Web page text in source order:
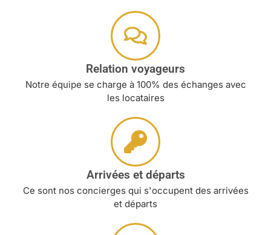
Relation voyageurs
Notre équipe se charge à 100% des échanges avec
les locataires
Arrivées et départs
Ce sont nos concierges qui s'occupent des arrivées
et départs